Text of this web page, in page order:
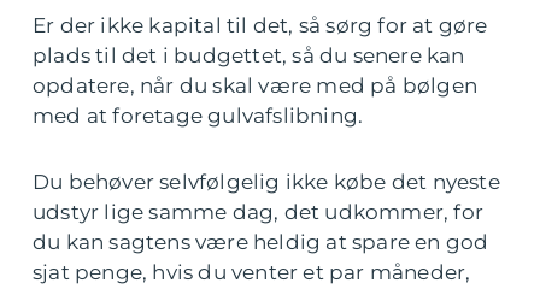
Er der ikke kapital til det, så sørg for at gøre
plads til det i budgettet, så du senere kan
opdatere, når du skal være med på bølgen
med at foretage gulvafslibning.
Du behøver selvfølgelig ikke købe det nyeste
udstyr lige samme dag, det udkommer, for
du kan sagtens være heldig at spare en god
sjat penge, hvis du venter et par måneder,